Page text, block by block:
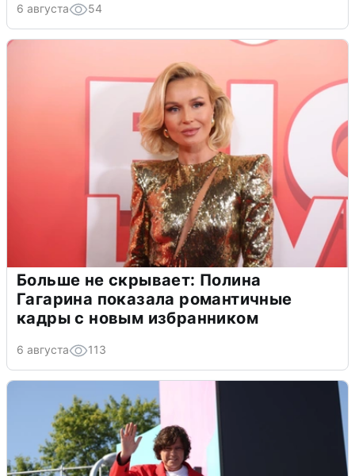
6 августа 54
Больше не скрывает: Полина
Гагарина показала романтичные
кадры с новым избранником
6 августа 113